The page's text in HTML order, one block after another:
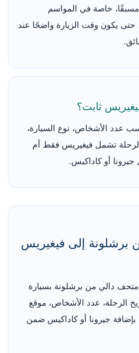
خاصة في المواسم
حتى يكون وقت الزيارة واضحًا عند
ثابت؟
عدد الأشخاص، نوع السيارة،
الرحلة تشمل فيغيريس فقط أم
أو كاداكيس.
برشلونة إلى فيغيريس
متحف دالي من برشلونة بسيارة
الرحلة، عدد الأشخاص، موقع
جيرونا أو كاداكيس ضمن